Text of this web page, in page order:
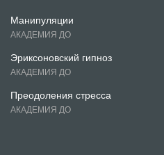
Манипуляции
АКАДЕМИЯ ДО
Эриксоновский гипноз
АКАДЕМИЯ ДО
Преодоления стресса
АКАДЕМИЯ ДО